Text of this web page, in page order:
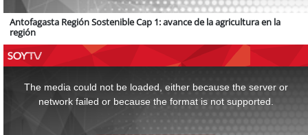
Antofagasta Región Sostenible Cap 1: avance de la agricultura en la
región
The media could not be loaded, either because the server or
network failed or because the format is not supported.